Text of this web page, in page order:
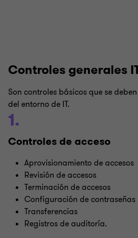
Controles generales
Son controles básicos que se
del entorno de IT.
1.
Controles de acceso
Aprovisionamiento de accesos
Revisión de accesos
Terminación de accesos
Configuración de contraseñas
Transferencias
Registros de auditoría.